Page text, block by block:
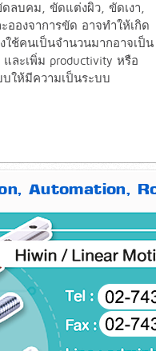
ลบคม, ขัดแต่งผิว, ขัดเงา,
องจาการขัด อาจทำให้เกิด
ช้คนเป็นจำนวนมากอาจเป็น
ละเพิ่ม productivity หรือ
บให้มีความเป็นระบบ
Automation,